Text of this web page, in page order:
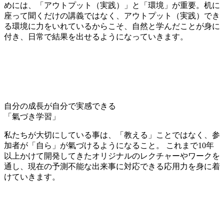
めには、
「アウトプット（実践）」と「環境」 が重要。机に
座って聞くだけの講義ではなく、アウトプット（実践）でき
る環境に力をいれているからこそ、自然と学んだことが身に
付き、
日常で結果を出せるようになっていきます。
自分の成長が自分で実感できる
「氣づき学習」
私たちが大切にしている事は、
「教える」ことではなく、参
加者が「自ら」が氣づける ようになること。 これまで10年
以上かけて開発してきたオリジナルのレクチャーやワークを
通し、現在の予測不能な出来事に対応できる応用力を身に着
けていきます。